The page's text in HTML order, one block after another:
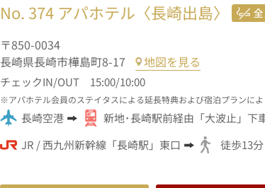
No. 374 アパホテル〈長崎出島〉
〒850-0034
長崎県長崎市樺島町8-17
地図を見る
チェックIN/OUT 15:00/10:00
アパホテル会員のステイタスによる延長特典および宿泊プランに
長崎空港
新地･長崎駅前経由「大波止」下
JR / 西九州新幹線「長崎駅」東口
徒歩13分